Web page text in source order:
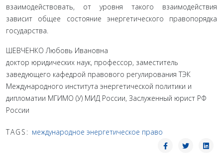
взаимодействовать, от уровня такого взаимодействия
зависит общее состояние энергетического правопорядка
государства.
ШЕВЧЕНКО Любовь Ивановна
доктор юридических наук, профессор, заместитель
заведующего кафедрой правового регулирования ТЭК
Международного института энергетической политики и
дипломатии МГИМО (У) МИД России, Заслуженный юрист РФ
России
TAGS: международное энергетическое право